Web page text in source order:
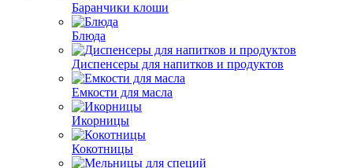
Баранчики клоши
Блюда
Диспенсеры для напитков и продуктов
Емкости для масла
Икорницы
Кокотницы